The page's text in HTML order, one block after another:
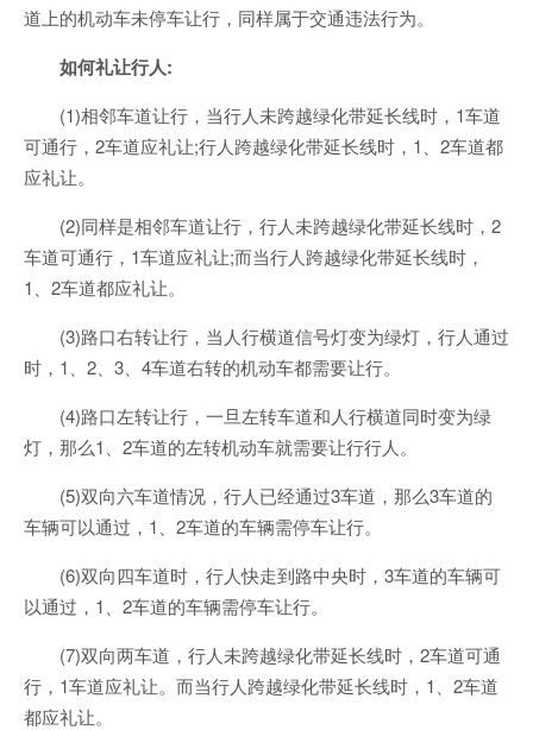
道上的机动车未停车让行，同样属于交通违法行为。
如何礼让行人:
(1)相邻车道让行，当行人未跨越绿化带延长线时，1车道
可通行，2车道应礼让;行人跨越绿化带延长线时，1、2车道都
应礼让。
(2)同样是相邻车道让行，行人未跨越绿化带延长线时，2
车道可通行，1车道应礼让;而当行人跨越绿化带延长线时，
1、2车道都应礼让。
(3)路口右转让行，当人行横道信号灯变为绿灯，行人通过
时，1、2、3、4车道右转的机动车都需要让行。
(4)路口左转让行，一旦左转车道和人行横道同时变为绿
灯，那么1、2车道的左转机动车就需要让行行人。
(5)双向六车道情况，行人已经通过3车道，那么3车道的
车辆可以通过，1、2车道的车辆需停车让行。
(6)双向四车道时，行人快走到路中央时，3车道的车辆可
以通过，1、2车道的车辆需停车让行。
(7)双向两车道，行人未跨越绿化带延长线时，2车道可通
行，1车道应礼让。而当行人跨越绿化带延长线时，1、2车道
都应礼让。